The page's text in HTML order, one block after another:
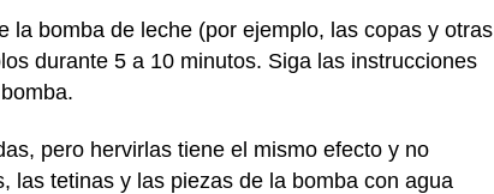
la bomba de leche (por ejemplo, las copas y otras
durante 5 a 10 minutos. Siga las instrucciones
pero hervirlas tiene el mismo efecto y no
las tetinas y las piezas de la bomba con agua